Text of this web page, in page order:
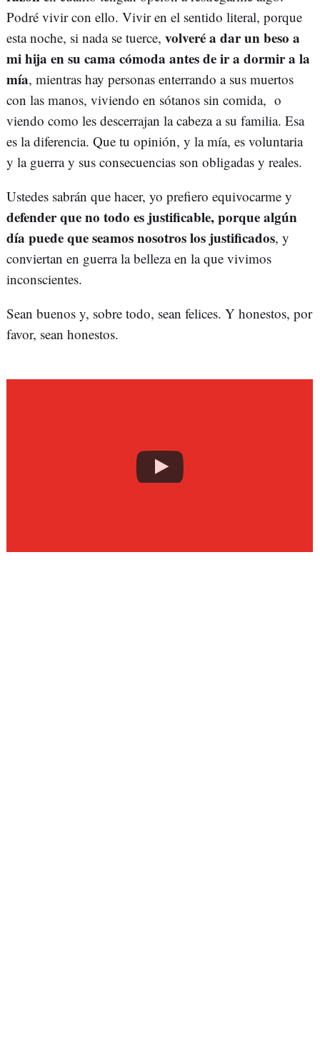
Podré vivir con ello. Vivir en el sentido literal, porque
esta noche, si nada se tuerce, volveré a dar un beso a
mi hija en su cama cómoda antes de ir a dormir a la
mía, mientras hay personas enterrando a sus muertos
con las manos, viviendo en sótanos sin comida, o
viendo como les descerrajan la cabeza a su familia. Esa
es la diferencia. Que tu opinión, y la mía, es voluntaria
y la guerra y sus consecuencias son obligadas y reales.
Ustedes sabrán que hacer, yo prefiero equivocarme y
defender que no todo es justificable, porque algún
día puede que seamos nosotros los justificados, y
conviertan en guerra la belleza en la que vivimos
inconscientes.
Sean buenos y, sobre todo, sean felices. Y honestos, por
favor, sean honestos.